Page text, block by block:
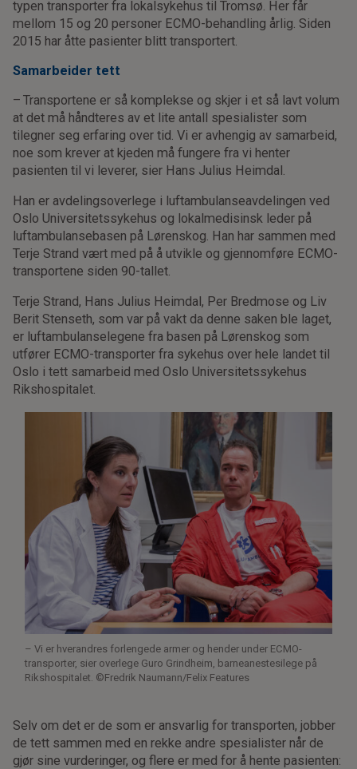
typen transporter fra lokalsykehus til Tromsø. Her får
mellom 15 og 20 personer ECMO-behandling årlig. Siden
2015 har åtte pasienter blitt transportert.
Samarbeider tett
– Transportene er så komplekse og skjer i et så lavt volum
at det må håndteres av et lite antall spesialister som
tilegner seg erfaring over tid. Vi er avhengig av samarbeid,
noe som krever at kjeden må fungere fra vi henter
pasienten til vi leverer, sier Hans Julius Heimdal.
Han er avdelingsoverlege i luftambulanseavdelingen ved
Oslo Universitetssykehus og lokalmedisinsk leder på
luftambulansebasen på Lørenskog. Han har sammen med
Terje Strand vært med på å utvikle og gjennomføre ECMO-
transportene siden 90-tallet.
Terje Strand, Hans Julius Heimdal, Per Bredmose og Liv
Berit Stenseth, som var på vakt da denne saken ble laget,
er luftambulanselegene fra basen på Lørenskog som
utfører ECMO-transporter fra sykehus over hele landet til
Oslo i tett samarbeid med Oslo Universitetssykehus
Rikshospitalet.
– Vi er hverandres forlengede armer og hender under ECMO-
transporter, sier overlege Guro Grindheim, barneanestesilege på
Rikshospitalet. ©Fredrik Naumann/Felix Features
Selv om det er de som er ansvarlig for transporten, jobber
de tett sammen med en rekke andre spesialister når de
gjør sine vurderinger, og flere er med for å hente pasienten: